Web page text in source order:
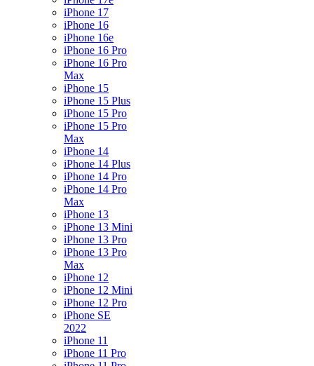
iPhone 17
iPhone 16
iPhone 16e
iPhone 16 Pro
iPhone 16 Pro
Max
iPhone 15
iPhone 15 Plus
iPhone 15 Pro
iPhone 15 Pro
Max
iPhone 14
iPhone 14 Plus
iPhone 14 Pro
iPhone 14 Pro
Max
iPhone 13
iPhone 13 Mini
iPhone 13 Pro
iPhone 13 Pro
Max
iPhone 12
iPhone 12 Mini
iPhone 12 Pro
iPhone SE
2022
iPhone 11
iPhone 11 Pro